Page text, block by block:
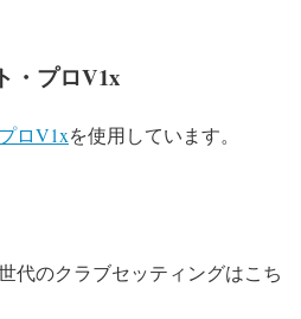
・プロV1x
ロV1xを使用しています。
代のクラブセッティングはこち